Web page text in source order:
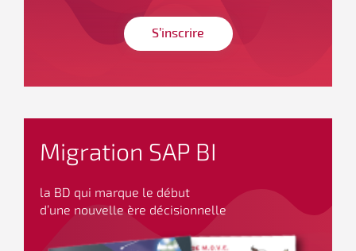
S’inscrire
Migration SAP BI
la BD qui marque le début
d’une nouvelle ère décisionnelle